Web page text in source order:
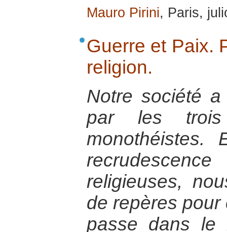
Mauro Pirini, Paris,
Guerre et Paix.
religion.
Notre société
par les trois
monothéistes.
religieuses,
de repères
passe dans le